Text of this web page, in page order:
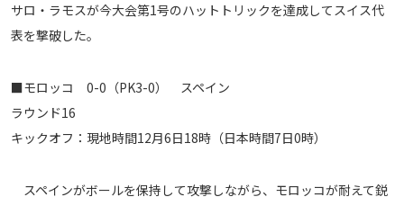
メディアアライアンス
サロ・ラモスが今大会第1号のハットトリックを達成してスイス代
表を撃破した。
■モロッコ 0-0（PK3-0） スペイン
ラウンド16
キックオフ：現地時間12月6日18時（日本時間7日0時）
スペインがボールを保持して攻撃しながら、モロッコが耐えて鋭